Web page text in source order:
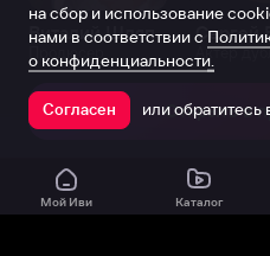
смешным.
И
стал
чрезвычайно
сверстников.
Виталий Шляппо
Продюсер Актёр
Открыть в
Мой Иви Каталог
на сбор и использование
нами в соответствии с
о конфиденциальности.
Согласен или обратитесь